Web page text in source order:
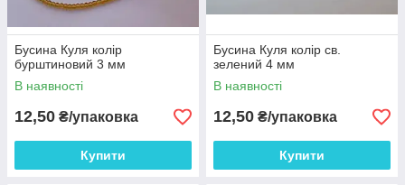
Бусина Куля колір
бурштиновий 3 мм
В наявності
12,50 ₴/упаковка
Купити
Бусина Куля колір св.
зелений 4 мм
В наявності
12,50 ₴/упаковка
Купити